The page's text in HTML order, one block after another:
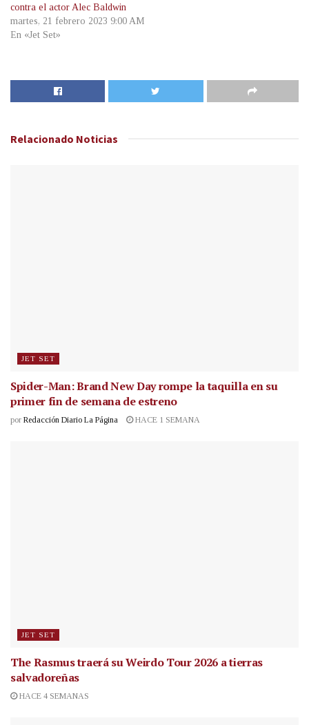
contra el actor Alec Baldwin
martes, 21 febrero 2023 9:00 AM
En «Jet Set»
Relacionado Noticias
JET SET
Spider-Man: Brand New Day rompe la taquilla en su
primer fin de semana de estreno
por Redacción Diario La Página HACE 1 SEMANA
JET SET
The Rasmus traerá su Weirdo Tour 2026 a tierras
salvadoreñas
HACE 4 SEMANAS